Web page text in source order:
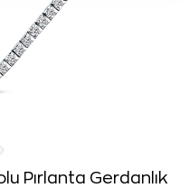
Pırlanta Gerdanlık